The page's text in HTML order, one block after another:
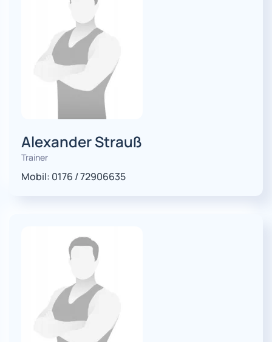
Alexander Strauß
Trainer
Mobil: 0176 / 72906635